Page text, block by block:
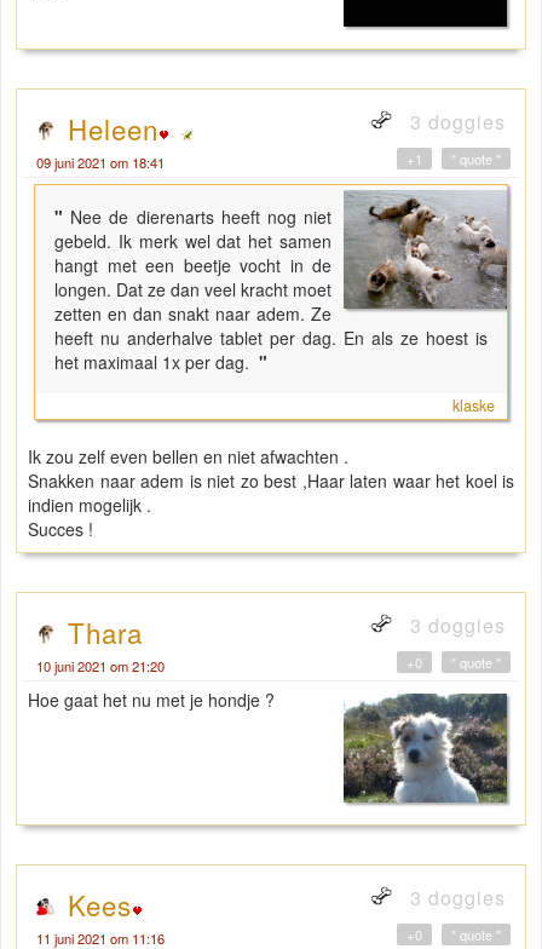
Heleen 3 doggies
09 juni 2021 om 18:41 " quote "
+1
" Nee de dierenarts heeft nog niet
gebeld. Ik merk wel dat het samen
hangt met een beetje vocht in de
longen. Dat ze dan veel kracht moet
zetten en dan snakt naar adem. Ze
heeft nu anderhalve tablet per dag. En als ze hoest is
het maximaal 1x per dag. "
klaske
Ik zou zelf even bellen en niet afwachten .
Snakken naar adem is niet zo best ,Haar laten waar het koel is
indien mogelijk .
Succes !
Thara 3 doggies
10 juni 2021 om 21:20 " quote "
+0
Hoe gaat het nu met je hondje ?
Kees 3 doggies
11 juni 2021 om 11:16 " quote "
+0